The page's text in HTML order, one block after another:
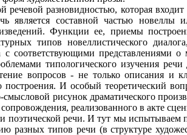
разновидностью, которая
является составной частью новеллы
Функции ее, приемы
типов новеллистического
соответствующими представлениями
типологического изучения
вопросов - не только описания и
И особый теоретический
рисунок драматического
реализованного в акте
поэтической речи. И тут мы испытываем
типов речи (в структуре